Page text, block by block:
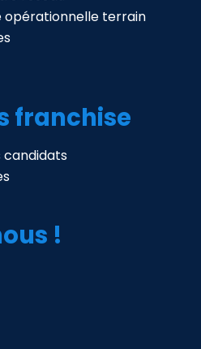
opérationnelle terrain
franchise
candidats
!